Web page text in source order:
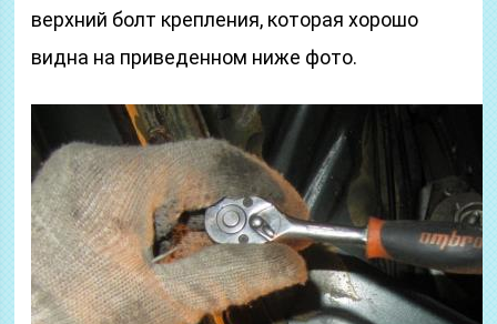
верхний болт крепления, которая хорошо
видна на приведенном ниже фото.